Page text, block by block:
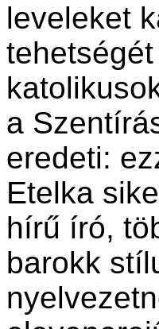
leveleket
a
eredeti:
Etelka
hírű író,
barokk